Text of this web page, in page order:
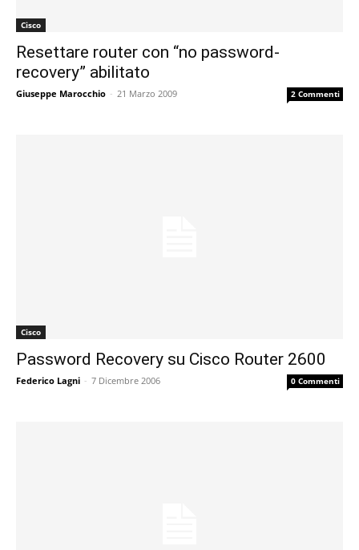
Cisco
Resettare router con “no password-
recovery” abilitato
Giuseppe Marocchio - 21 Marzo 2009 2 Commenti
Cisco
Password Recovery su Cisco Router 2600
Federico Lagni - 7 Dicembre 2006 0 Commenti